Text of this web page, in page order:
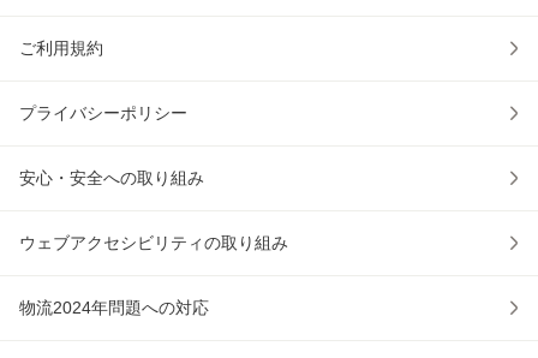
ご利用規約
プライバシーポリシー
安心・安全への取り組み
ウェブアクセシビリティの取り組み
物流2024年問題への対応